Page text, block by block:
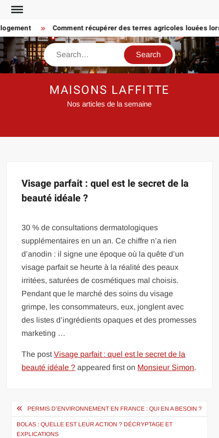
Skip
content
Comment récupérer des terres agricoles louées
Search
MAISONS LAFFITTE
Nos articles de la semaine
Visage parfait : quel est le secret de la
beauté idéale ?
30 % de consultations dermatologiques
supplémentaires en un an. Ce chiffre n’a rien
d’anodin : il signe une époque où la quête d’un
visage parfait se heurte à la réalité des peaux
irritées, saturées de cosmétiques mal choisis.
Pendant que le marché des soins du visage
grimpe, les consommateurs, eux, jonglent avec
des listes d’ingrédients opaques et des promesses
marketing …
The postVisage parfait : quel est le secret de la
beauté idéale ? appeared first on Monsieur Simon.
Navigation
de
PERMIS D’ENVIRONNEMENT EN FRANCE : QUI EN A BESOIN ?
BOLAS : QUELLE EST LEUR ACTION ? DÉCRYPTAGE ET
EXPLICATIONS